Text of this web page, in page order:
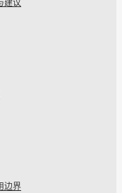
建议
边界